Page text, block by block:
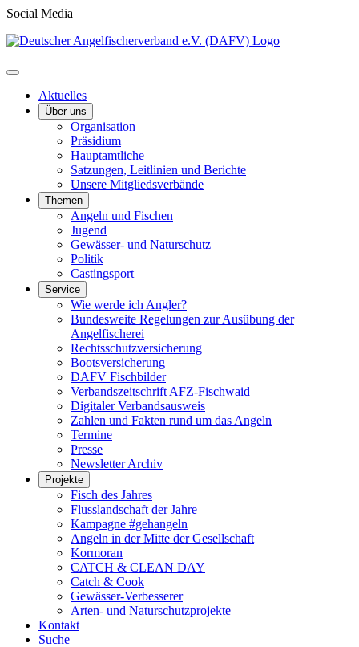
Social Media
Aktuelles
Über uns
Organisation
Präsidium
Hauptamtliche
Satzungen, Leitlinien und Berichte
Unsere Mitgliedsverbände
Themen
Angeln und Fischen
Jugend
Gewässer- und Naturschutz
Politik
Castingsport
Service
Wie werde ich Angler?
Bundesweite Regelungen zur Ausübung der
Angelfischerei
Rechtsschutzversicherung
Bootsversicherung
DAFV Fischbilder
Verbandszeitschrift AFZ-Fischwaid
Digitaler Verbandsausweis
Zahlen und Fakten rund um das Angeln
Termine
Presse
Newsletter Archiv
Projekte
Fisch des Jahres
Flusslandschaft der Jahre
Kampagne #gehangeln
Angeln in der Mitte der Gesellschaft
Kormoran
CATCH & CLEAN DAY
Catch & Cook
Gewässer-Verbesserer
Arten- und Naturschutzprojekte
Kontakt
Suche